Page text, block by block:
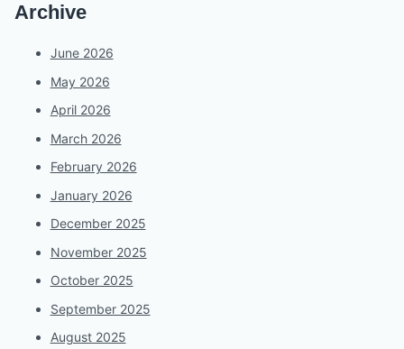
Archive
June 2026
May 2026
April 2026
March 2026
February 2026
January 2026
December 2025
November 2025
October 2025
September 2025
August 2025